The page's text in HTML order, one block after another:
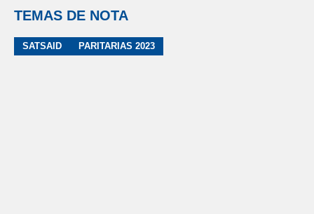
TEMAS DE NOTA
SATSAID PARITARIAS 2023